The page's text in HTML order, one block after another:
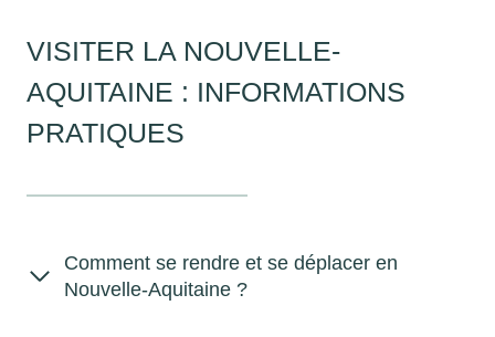
VISITER LA NOUVELLE-
AQUITAINE : INFORMATIONS
PRATIQUES
Comment se rendre et se déplacer en
Nouvelle-Aquitaine ?